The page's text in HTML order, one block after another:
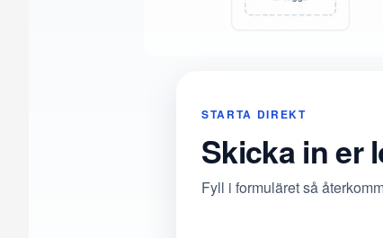
STARTA DIREKT
Skicka in er
Fyll i formuläret så